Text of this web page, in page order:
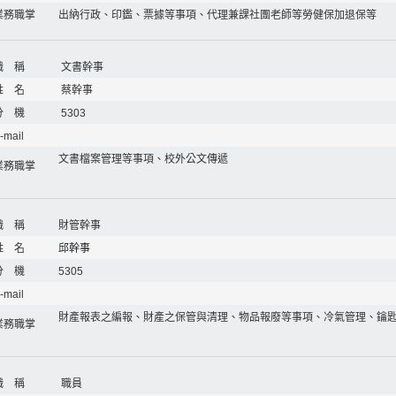
務職掌 出納行政、印鑑、票據等事項、代理兼課社團老師等勞健保加退保等
稱
文書幹事
名
蔡幹事
機
5303
mail
務職掌
文書檔案管理等事項、校外公文傳遞
稱
財管幹事
名
邱幹事
機
5305
mail
務職掌
財產報表之編報、財產之保管與清理、物品報廢等事項、冷氣管理、鑰
稱 職員